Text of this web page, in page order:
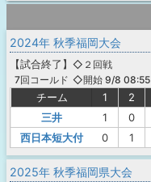
2024年 秋季福岡大会
【試合終了 】
7回コールド
◇２回戦
◇開始 9/8 08:55
チーム 1 2
三井
1 0
西日本短大付
0 1
2025年 秋季福岡県大会